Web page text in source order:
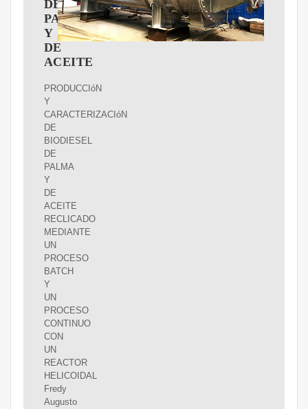
DE
PALMA
Y
DE
ACEITE
PRODUCCIóN
Y
CARACTERIZACIóN
DE
BIODIESEL
DE
PALMA
Y
DE
ACEITE
RECLICADO
MEDIANTE
UN
PROCESO
BATCH
Y
UN
PROCESO
CONTINUO
CON
UN
REACTOR
HELICOIDAL
Fredy
Augusto